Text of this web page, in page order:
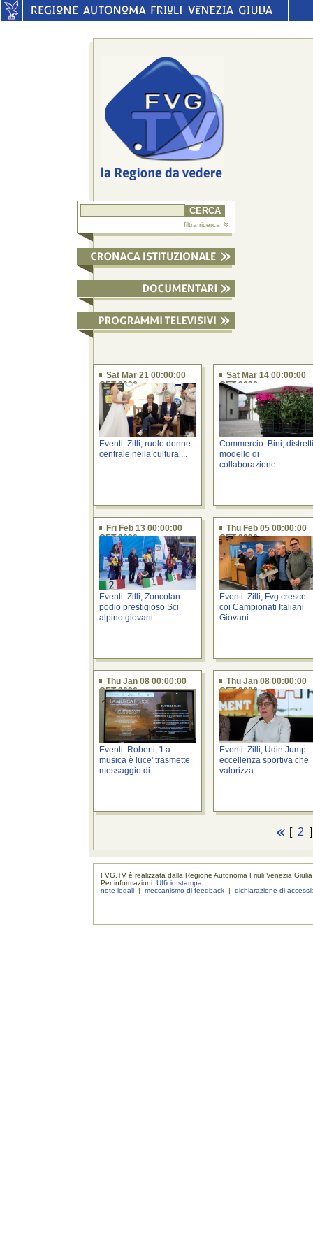
filtra ricerca
Sat Mar 21 00:00:00
CET 2026
Eventi: Zilli, ruolo donne
centrale nella cultura ...
Sat Mar 14 00:00:00
CET 2026
Commercio: Bini, distretti
modello di
collaborazione ...
Fri Feb 13 00:00:00
CET 2026
Eventi: Zilli, Zoncolan
podio prestigioso Sci
alpino giovani
Thu Feb 05 00:00:00
CET 2026
Eventi: Zilli, Fvg cresce
coi Campionati Italiani
Giovani ...
Thu Jan 08 00:00:00
CET 2026
Eventi: Roberti, 'La
musica è luce' trasmette
messaggio di ...
Thu Jan 08 00:00:00
CET 2026
Eventi: Zilli, Udin Jump
eccellenza sportiva che
valorizza ...
[ 2
FVG.TV è realizzata dalla Regione Autonoma Friuli Venezia Giulia
Per informazioni:Ufficio stampa
note legali |meccanismo di feedback |dichiarazione di